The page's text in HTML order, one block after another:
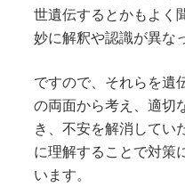
世遺伝するとかもよく
妙に解釈や認識が異な
ですので、それらを遺
の両面から考え、適切
き、不安を解消してい
に理解することで対策
います。